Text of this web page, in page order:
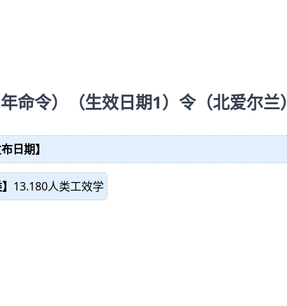
命令）（生效日期1）令（北爱尔兰）
布日期】
13.180人类工效学